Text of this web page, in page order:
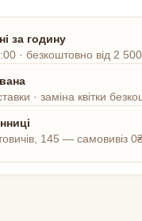
за годину
· безкоштовно від 2
· заміна квітки
145 — самовивіз